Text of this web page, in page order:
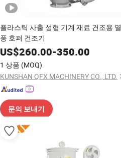
플라스틱 사출 성형 기계 재료 건조용 열
풍 호퍼 건조기
US$260.00-350.00
1 상품 (MOQ)
KUNSHAN QFX MACHINERY CO., LTD.
문의 보내기